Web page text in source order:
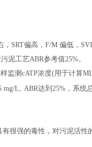
SRT偏高，F/M 偏低，
泥工艺ABR参考值25%。
监测cATP浓度(用于计算
mg/L, ABR达到25%，系统
很强的毒性，对污泥活性